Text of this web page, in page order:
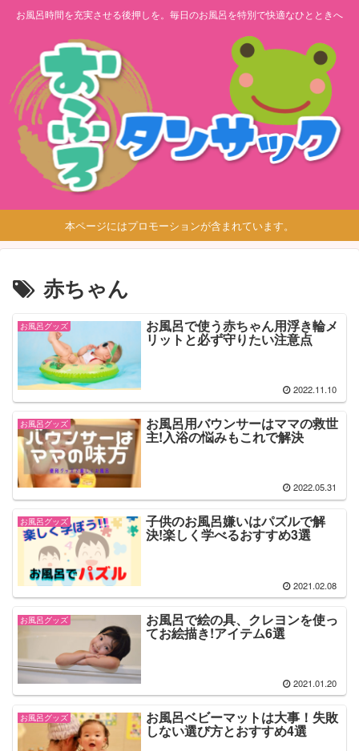
お風呂時間を充実させる後押しを。毎日のお風呂を特別で快適なひとときへ
本ページにはプロモーションが含まれています。
赤ちゃん
お風呂グッズ お風呂で使う赤ちゃん用浮き輪メ
リットと必ず守りたい注意点
2022.11.10
お風呂グッズ お風呂用バウンサーはママの救世
主!入浴の悩みもこれで解決
2022.05.31
お風呂グッズ 子供のお風呂嫌いはパズルで解
決!楽しく学べるおすすめ3選
2021.02.08
お風呂グッズ お風呂で絵の具、クレヨンを使っ
てお絵描き!アイテム6選
2021.01.20
お風呂グッズ お風呂ベビーマットは大事！失敗
しない選び方とおすすめ4選